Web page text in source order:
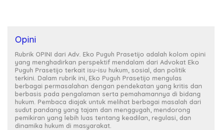
Opini
Rubrik OPINI dari Adv. Eko Puguh Prasetijo adalah kolom opini
yang menghadirkan perspektif mendalam dari Advokat Eko
Puguh Prasetijo terkait isu-isu hukum, sosial, dan politik
terkini. Dalam rubrik ini, Eko Puguh Prasetijo mengulas
berbagai permasalahan dengan pendekatan yang kritis dan
berbasis pada pengalaman serta pemahamannya di bidang
hukum. Pembaca diajak untuk melihat berbagai masalah dari
sudut pandang yang tajam dan menggugah, mendorong
pemikiran yang lebih luas tentang keadilan, regulasi, dan
dinamika hukum di masyarakat.